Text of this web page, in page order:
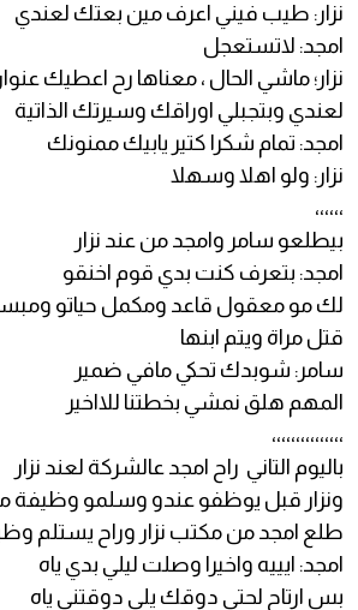
نزار: طيب فيني اعرف مين بعتك لعندي
امجد: لاتستعجل
نزار؛ ماشي الحال ، معناها رح اعطيك
لعندي وبتجبلي اوراقك وسيرتك الذاتية
امجد: تمام شكرا كتير يابيك ممنونك
نزار: ولو اهلا وسهلا
،،،،،،
بيطلعو سامر وامجد من عند نزار
امجد: بتعرف كنت بدي قوم اخنقو
لك مو معقول قاعد ومكمل حياتو
قتل مراة ويتم ابنها
سامر: شوبدك تحكي مافي ضمير
المهم هلق نمشي بخطتنا للااخير
،،،،،،،،،،،،،،،
باليوم التاني راح امجد عالشركة لعند نزار
ونزار قبل يوظفو عندو وسلمو
طلع امجد من مكتب نزار وراح يستلم
امجد: ايييه واخيرا وصلت ليلي بدي ياه
بس ارتاح لحتى دوقك يلي دوقتني ياه